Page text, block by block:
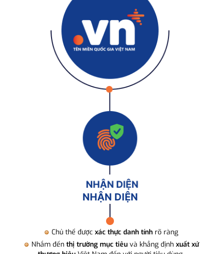
NHẬN DIỆN
Chủ thể được xác thực danh tính rõ ràng
Nhắm đến thị trường mục tiêuvà khẳng định xuất xứ